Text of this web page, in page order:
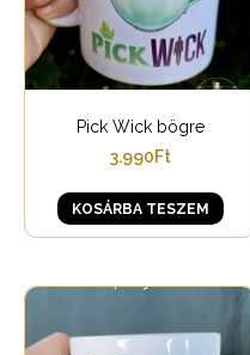
Pick Wick bögre
3.990Ft
KOSÁRBA TESZEM